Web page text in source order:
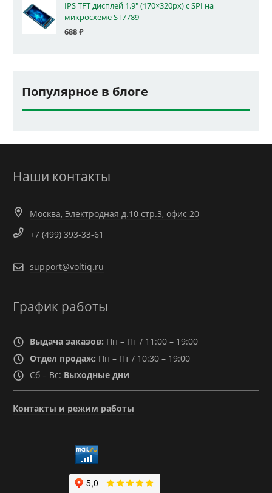
IPS TFT дисплей 1.9" (170×320px) с SPI на
микросхеме ST7789
688₽
Популярное в блоге
Наши контакты
Москва, Электродная д.10 стр.3, офис 20
+7 (499) 393-33-61
support@voltiq.ru
График работы
Выдача заказов: Пн – Пт / 11:00 – 19:00
Отдел продаж: Пн – Пт / 10:30 – 19:00
Сб – Вс: Выходные дни
Контакты и режим работы